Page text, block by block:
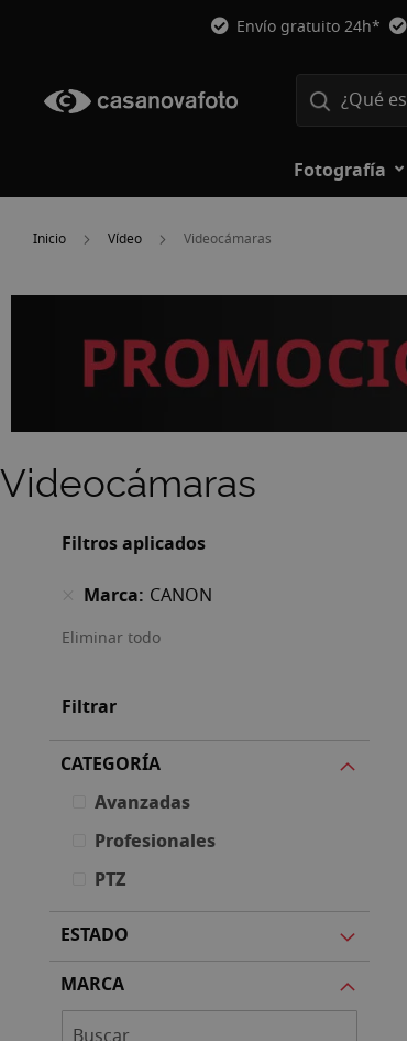
Envío gratuito 24h*
Fotografía
Inicio Vídeo Videocámaras
Videocámaras
Filtros aplicados
Marca CANON
Eliminar todo
Filtrar
CATEGORÍA
Avanzadas
Profesionales
PTZ
ESTADO
MARCA